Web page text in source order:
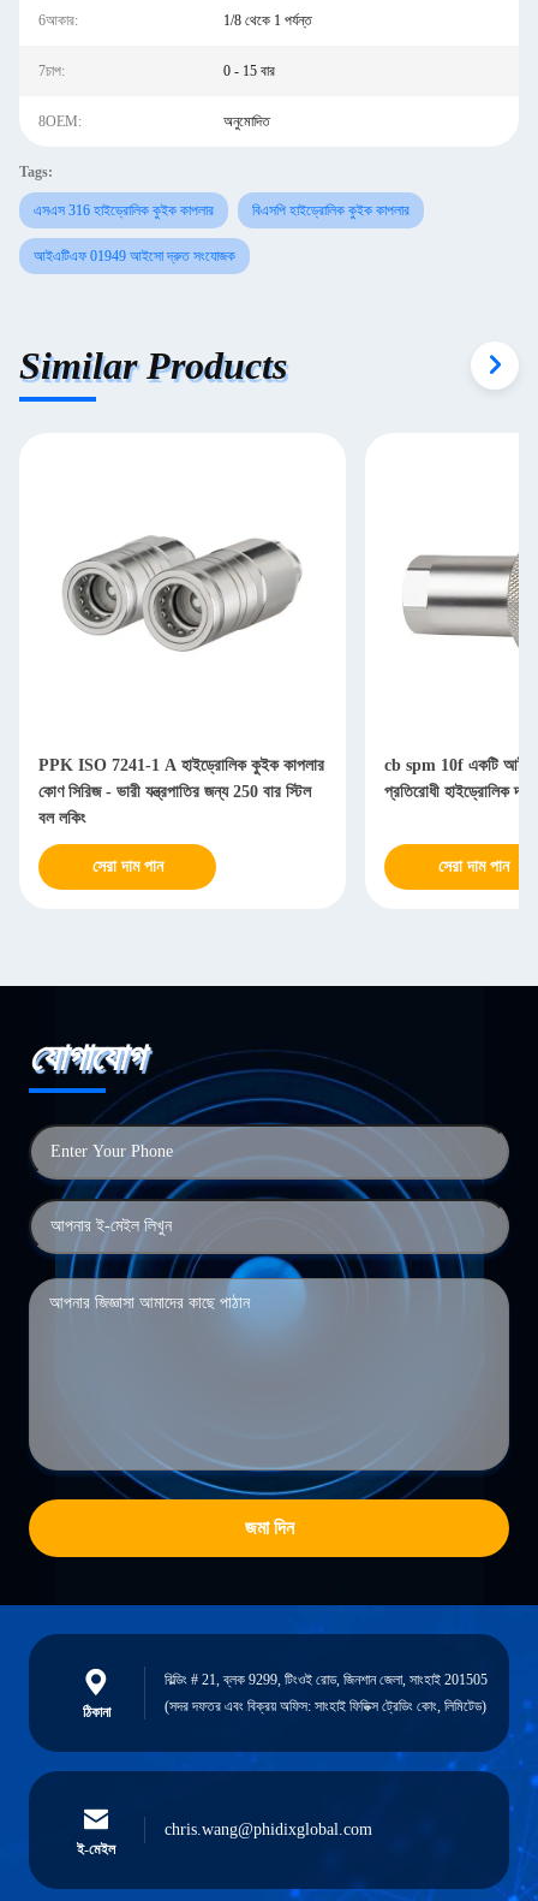
6আকার: 1/8 থেকে 1 পর্যন্ত
7চাপ: 0 - 15 বার
8OEM: অনুমোদিত
Tags:
এসএস 316 হাইড্রোলিক কুইক কাপলার বিএসপি হাইড্রোলিক কুইক কাপলার
আইএটিএফ 01949 আইসো দ্রুত সংযোজক
Similar Products
PPK ISO 7241-1 A হাইড্রোলিক কুইক কাপলার
কোণ সিরিজ - ভারী যন্ত্রপাতির জন্য 250 বার স্টিল
বল লকিং
সেরা দাম পান
cb spm 10f একটি
প্রতিরোধী হাইড্রোলিক
সেরা দাম পান
যোগাযোগ
জমা দিন
ঠিকানা
বিল্ডিং # 21, ব্লক 9299, টিংওই রোড, জিনশান জেলা, সাংহাই 201505
(সদর দফতর এবং বিক্রয় অফিস: সাংহাই ফিডিক্স ট্রেডিং কোং, লিমিটেড)
ই-মেইল
chris.wang@phidixglobal.com